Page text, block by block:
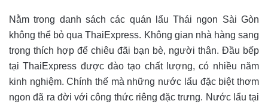
Nằm trong danh sách các quán lẩu Thái ngon Sài Gòn
không thể bỏ qua ThaiExpress. Không gian nhà hàng sang
trọng thích hợp để chiêu đãi bạn bè, người thân. Đầu bếp
tại ThaiExpress được đào tạo chất lượng, có nhiều năm
kinh nghiệm. Chính thế mà những nước lẩu đặc biệt thơm
ngon đã ra đời với công thức riêng đặc trưng. Nước lẩu tại